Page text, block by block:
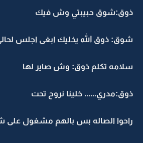
ذوق:شوق حبيبتي وش فيك
شوق: ذوق الله يخليك ابغى اجلس
سلامه تكلم ذوق: وش صاير لها
ذوق:مدري...... خلينا نروح تحت
راحوا الصاله بس بالهم مشغول على